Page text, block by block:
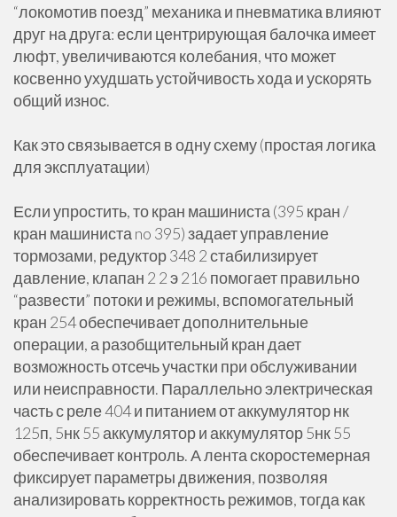
“локомотив поезд” механика и пневматика влияют
друг на друга: если центрирующая балочка имеет
люфт, увеличиваются колебания, что может
косвенно ухудшать устойчивость хода и ускорять
общий износ.
Как это связывается в одну схему (простая логика
для эксплуатации)
Если упростить, то кран машиниста (395 кран /
кран машиниста no 395) задает управление
тормозами, редуктор 348 2 стабилизирует
давление, клапан 2 2 э 216 помогает правильно
“развести” потоки и режимы, вспомогательный
кран 254 обеспечивает дополнительные
операции, а разобщительный кран дает
возможность отсечь участки при обслуживании
или неисправности. Параллельно электрическая
часть с реле 404 и питанием от аккумулятор нк
125п, 5нк 55 аккумулятор и аккумулятор 5нк 55
обеспечивает контроль. А лента скоростемерная
фиксирует параметры движения, позволяя
анализировать корректность режимов, тогда как